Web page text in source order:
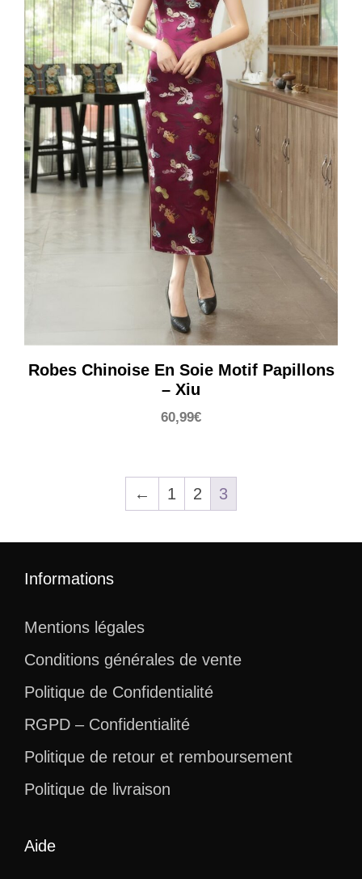
Robes Chinoise En Soie Motif Papillons
– Xiu
60,99€
← 1 2 3
Informations
Mentions légales
Conditions générales de vente
Politique de Confidentialité
RGPD – Confidentialité
Politique de retour et remboursement
Politique de livraison
Aide